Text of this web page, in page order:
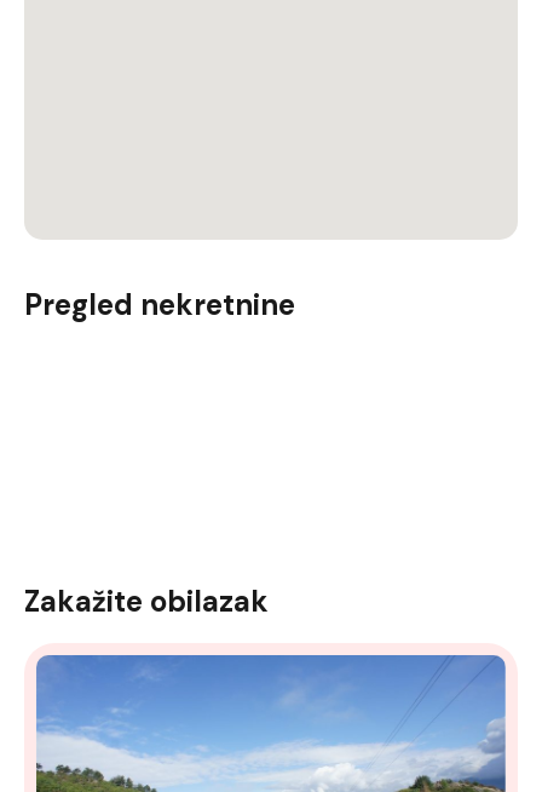
Pregled nekretnine
Zakažite obilazak